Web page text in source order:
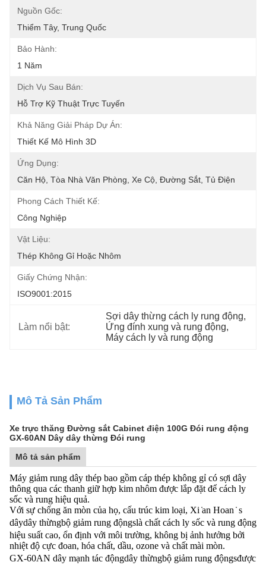
Nguồn Gốc:
Thiểm Tây, Trung Quốc
Bảo Hành:
1 Năm
Dịch Vụ Sau Bán:
Hỗ Trợ Kỹ Thuật Trực Tuyến
Khả Năng Giải Pháp Dự Án:
Thiết Kế Mô Hình 3D
Ứng Dụng:
Căn Hộ, Tòa Nhà Văn Phòng, Xe Cộ, Đường Sắt, Tủ Điện
Phong Cách Thiết Kế:
Công Nghiệp
Vật Liệu:
Thép Không Gỉ Hoặc Nhôm
Giấy Chứng Nhận:
ISO9001:2015
Làm nổi bật:
Sợi dây thừng cách ly rung động
Ứng đính xung và rung động,
Máy cách ly và rung động
Mô Tả Sản Phẩm
Xe trực thăng Đường sắt Cabinet điện 100G Đói rung động
GX-60AN Dây dây thừng Đói rung
Mô tả sản phẩm
Máy giảm rung dây thép bao gồm cáp thép không gỉ có sợi dây
thông qua các thanh giữ hợp kim nhôm được lắp đặt để cách ly
sốc và rung hiệu quả.
Với sự chống ăn mòn của họ, cấu trúc kim loại, Xi ̇an Hoan ̇ s
dâydây thừngbộ giảm rung độngslà chất cách ly sốc và rung động
hiệu suất cao, ổn định với môi trường, không bị ảnh hưởng bởi
nhiệt độ cực đoan, hóa chất, dầu, ozone và chất mài mòn.
GX-60AN dây mạnh tác độngdây thừngbộ giảm rung độngsđược